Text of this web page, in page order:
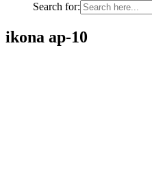
Search for:
ikona ap-10